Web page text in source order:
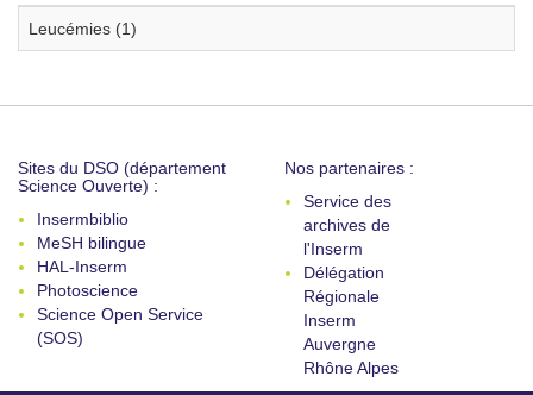
Leucémies (1)
Sites du DSO (département
Science Ouverte) :
Insermbiblio
MeSH bilingue
HAL-Inserm
Photoscience
Science Open Service
(SOS)
Nos partenaires :
Service des
archives de
l'Inserm
Délégation
Régionale
Inserm
Auvergne
Rhône Alpes